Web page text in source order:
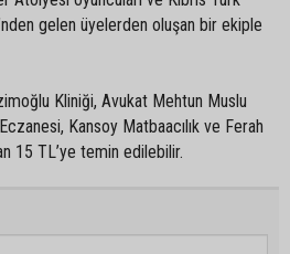
gelen üyelerden oluşan bir ekiple
Kliniği, Avukat Mehtun Muslu
Kansoy Matbaacılık ve Ferah
15 TL’ye temin edilebilir.